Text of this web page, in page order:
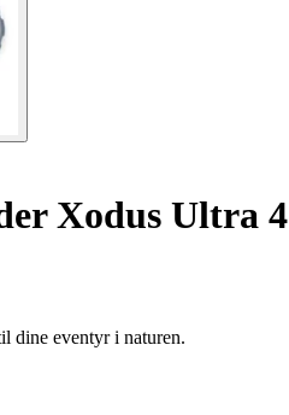
Xodus Ultra 4
dine eventyr i naturen.